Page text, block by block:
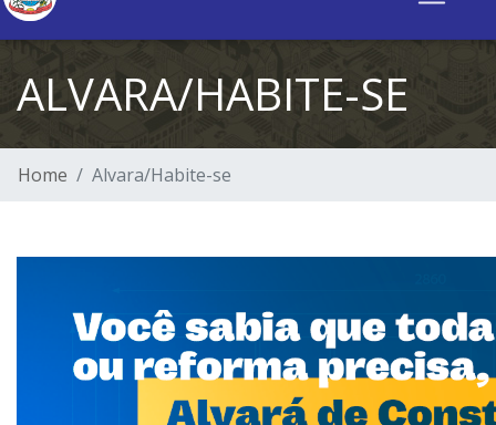
ALVARA/HABITE-SE
Home Alvara/Habite-se